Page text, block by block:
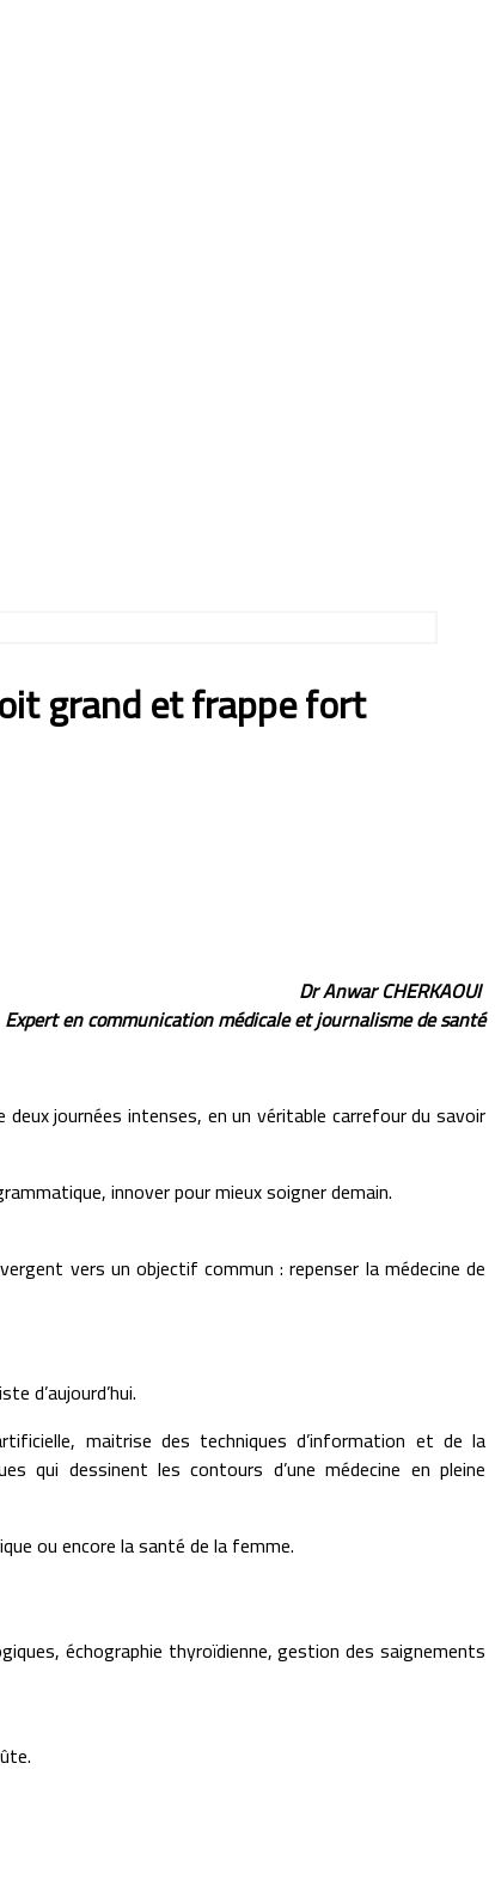
grand et frappe fort
Dr Anwar CHERKAOUI
Expert en communication médicale et journalisme de santé
deux journées intenses, en un véritable carrefour du savoir
innover pour mieux soigner demain.
vers un objectif commun : repenser la médecine de
d’aujourd’hui.
maitrise des techniques d’information et de la
qui dessinent les contours d’une médecine en pleine
ou encore la santé de la femme.
échographie thyroïdienne, gestion des saignements